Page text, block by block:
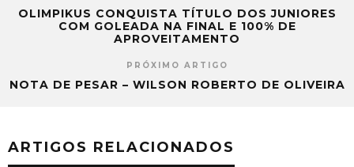
OLIMPIKUS CONQUISTA TÍTULO DOS JUNIORES
COM GOLEADA NA FINAL E 100% DE
APROVEITAMENTO
PRÓXIMO ARTIGO
NOTA DE PESAR – WILSON ROBERTO DE OLIVEIRA
ARTIGOS RELACIONADOS